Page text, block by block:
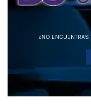
¿NO ENCUENTRAS